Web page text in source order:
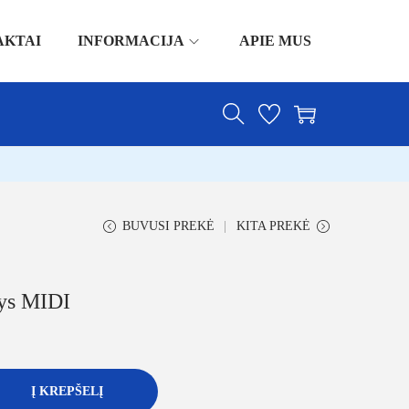
INFORMACIJA APIE MUS
BUVUSI PREKĖ KITA PREKĖ
MIDI
Į KREPŠELĮ